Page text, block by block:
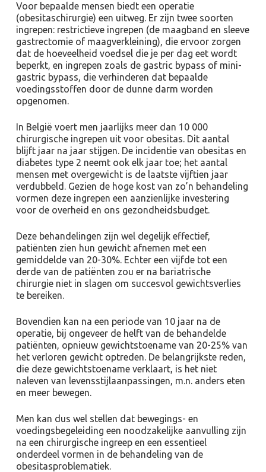
Voor bepaalde mensen biedt een operatie
(obesitaschirurgie) een uitweg. Er zijn twee soorten
ingrepen: restrictieve ingrepen (de maagband en sleeve
gastrectomie of maagverkleining), die ervoor zorgen
dat de hoeveelheid voedsel die je per dag eet wordt
beperkt, en ingrepen zoals de gastric bypass of mini-
gastric bypass, die verhinderen dat bepaalde
voedingsstoffen door de dunne darm worden
opgenomen.
In België voert men jaarlijks meer dan 10 000
chirurgische ingrepen uit voor obesitas. Dit aantal
blijft jaar na jaar stijgen. De incidentie van obesitas en
diabetes type 2 neemt ook elk jaar toe; het aantal
mensen met overgewicht is de laatste vijftien jaar
verdubbeld. Gezien de hoge kost van zo’n behandeling
vormen deze ingrepen een aanzienlijke investering
voor de overheid en ons gezondheidsbudget.
Deze behandelingen zijn wel degelijk effectief,
patiënten zien hun gewicht afnemen met een
gemiddelde van 20-30%. Echter een vijfde tot een
derde van de patiënten zou er na bariatrische
chirurgie niet in slagen om succesvol gewichtsverlies
te bereiken.
Bovendien kan na een periode van 10 jaar na de
operatie, bij ongeveer de helft van de behandelde
patiënten, opnieuw gewichtstoename van 20-25% van
het verloren gewicht optreden. De belangrijkste reden,
die deze gewichtstoename verklaart, is het niet
naleven van levensstijlaanpassingen, m.n. anders eten
en meer bewegen.
Men kan dus wel stellen dat bewegings- en
voedingsbegeleiding een noodzakelijke aanvulling zijn
na een chirurgische ingreep en een essentieel
onderdeel vormen in de behandeling van de
obesitasproblematiek.